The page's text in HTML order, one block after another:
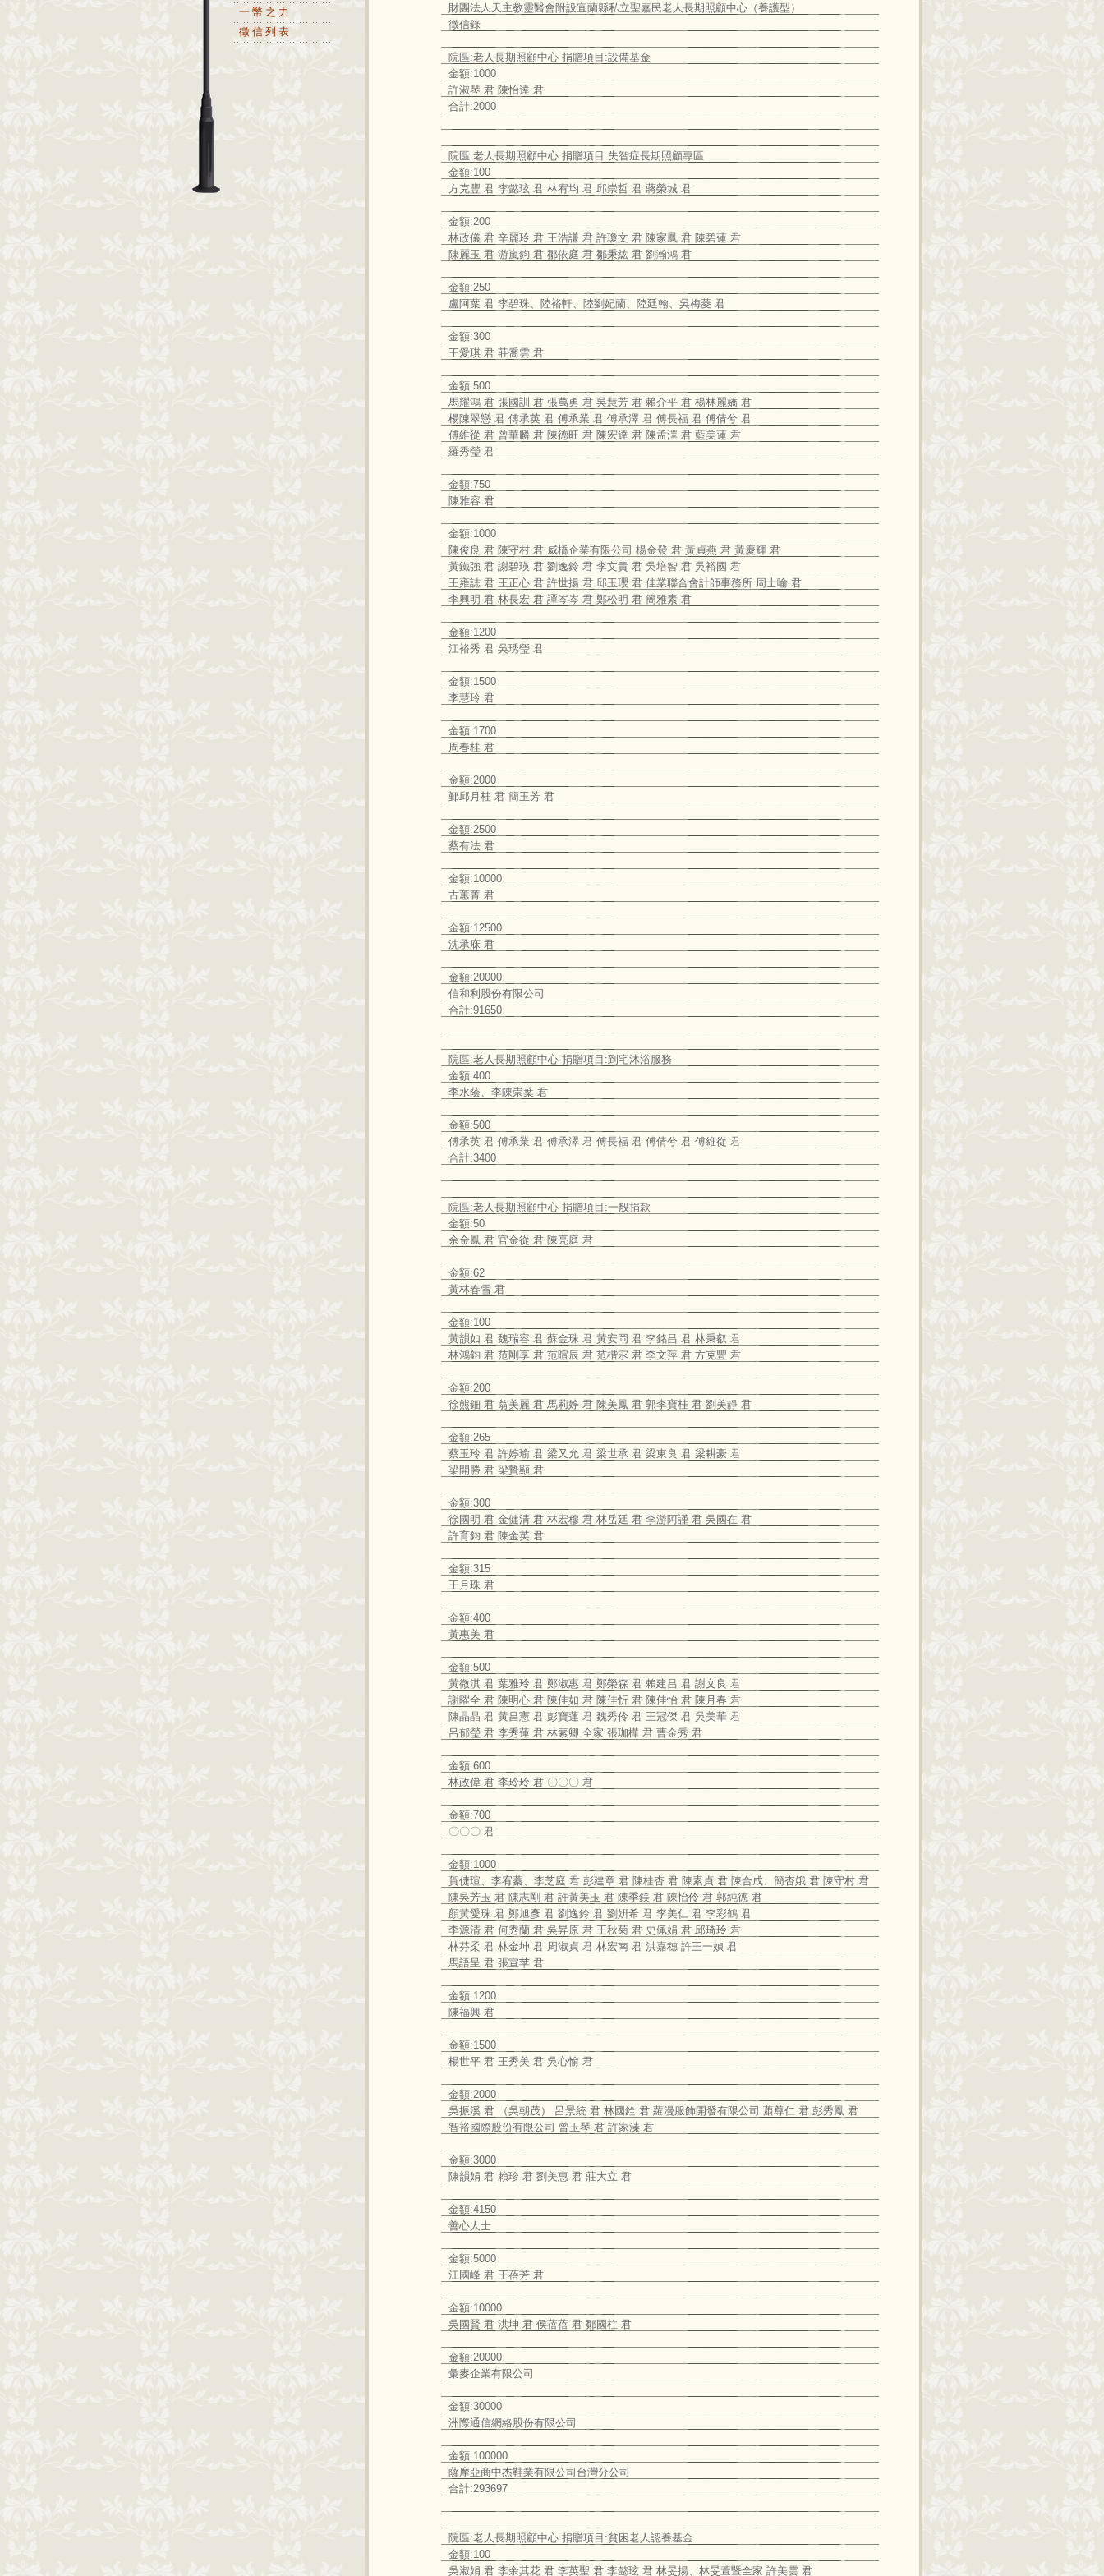
一幣之力
徵信列表
財團法人天主教靈醫會附設宜蘭縣私立聖嘉民老人長期照顧中心（養護型）
徵信錄
院區:老人長期照顧中心 捐贈項目:設備基金
金額:1000
許淑琴 君 陳怡達 君
合計:2000
院區:老人長期照顧中心 捐贈項目:失智症長期照顧專區
金額:100
方克豐 君 李懿玹 君 林宥均 君 邱崇哲 君 蔣榮城 君
金額:200
林政儀 君 辛麗玲 君 王浩謙 君 許瓊文 君 陳家鳳 君 陳碧蓮 君
陳麗玉 君 游嵐鈞 君 鄒依庭 君 鄒秉紘 君 劉瀚鴻 君
金額:250
盧阿葉 君 李碧珠、陸裕軒、陸劉妃蘭、陸廷翰、吳梅菱 君
金額:300
王愛琪 君 莊喬雲 君
金額:500
馬耀鴻 君 張國訓 君 張萬勇 君 吳慧芳 君 賴介平 君 楊林麗嬌 君
楊陳翠戀 君 傅承英 君 傅承業 君 傅承澤 君 傅長福 君 傅倩兮 君
傅維從 君 曾華麟 君 陳德旺 君 陳宏達 君 陳孟澤 君 藍美蓮 君
羅秀瑩 君
金額:750
陳雅容 君
金額:1000
陳俊良 君 陳守村 君 威橋企業有限公司 楊金發 君 黃貞燕 君 黃慶輝 君
黃鐵強 君 謝碧瑛 君 劉逸鈴 君 李文貴 君 吳培智 君 吳裕國 君
王雍誌 君 王正心 君 許世揚 君 邱玉瓔 君 佳業聯合會計師事務所 周士喻 君
李興明 君 林長宏 君 譚岑岑 君 鄭松明 君 簡雅素 君
金額:1200
江裕秀 君 吳琇瑩 君
金額:1500
李慧玲 君
金額:1700
周春桂 君
金額:2000
鄞邱月桂 君 簡玉芳 君
金額:2500
蔡有法 君
金額:10000
古蕙菁 君
金額:12500
沈承庥 君
金額:20000
信和利股份有限公司
合計:91650
院區:老人長期照顧中心 捐贈項目:到宅沐浴服務
金額:400
李水蔭、李陳崇葉 君
金額:500
傅承英 君 傅承業 君 傅承澤 君 傅長福 君 傅倩兮 君 傅維從 君
合計:3400
院區:老人長期照顧中心 捐贈項目:一般捐款
金額:50
余金鳳 君 官金從 君 陳亮庭 君
金額:62
黃林春雪 君
金額:100
黃韻如 君 魏瑞容 君 蘇金珠 君 黃安岡 君 李銘昌 君 林秉叡 君
林鴻鈞 君 范剛享 君 范暄辰 君 范楷㲾 君 李文萍 君 方克豐 君
金額:200
徐熊鈿 君 翁美麗 君 馬莉婷 君 陳美鳳 君 郭李寶桂 君 劉美靜 君
金額:265
蔡玉玲 君 許婷瑜 君 梁又允 君 梁世承 君 梁東良 君 梁耕豪 君
梁開勝 君 梁贄顯 君
金額:300
徐國明 君 金健清 君 林宏穆 君 林岳廷 君 李游阿謹 君 吳國在 君
許育鈞 君 陳金英 君
金額:315
王月珠 君
金額:400
黃惠美 君
金額:500
黃微淇 君 葉雅玲 君 鄭淑惠 君 鄭榮森 君 賴建昌 君 謝文良 君
謝曜全 君 陳明心 君 陳佳如 君 陳佳忻 君 陳佳怡 君 陳月春 君
陳晶晶 君 黃昌憲 君 彭寶蓮 君 魏秀伶 君 王冠傑 君 吳美華 君
呂郁瑩 君 李秀蓮 君 林素卿 全家 張珈樺 君 曹金秀 君
金額:600
林政偉 君 李玲玲 君 〇〇〇 君
金額:700
〇〇〇 君
金額:1000
賀倢瑄、李宥蓁、李芝庭 君 彭建章 君 陳桂杏 君 陳素貞 君 陳合成、簡杏娥 君 陳守村 君
陳吳芳玉 君 陳志剛 君 許黃美玉 君 陳季鎂 君 陳怡伶 君 郭純德 君
顏黃愛珠 君 鄭旭彥 君 劉逸鈴 君 劉姸希 君 李美仁 君 李彩鶴 君
李源清 君 何秀蘭 君 吳昇原 君 王秋菊 君 史佩娟 君 邱琦玲 君
林芬柔 君 林金坤 君 周淑貞 君 林宏南 君 洪嘉穗 許王一媜 君
馬語呈 君 張宣苹 君
金額:1200
陳福興 君
金額:1500
楊世平 君 王秀美 君 吳心愉 君
金額:2000
吳振溪 君 （吳朝茂） 呂景統 君 林國銓 君 蘿漫服飾開發有限公司 蕭尊仁 君 彭秀鳳 君
智裕國際股份有限公司 曾玉琴 君 許家溱 君
金額:3000
陳韻娟 君 賴珍 君 劉美惠 君 莊大立 君
金額:4150
善心人士
金額:5000
江國峰 君 王蓓芳 君
金額:10000
吳國賢 君 洪坤 君 侯蓓蓓 君 鄒國柱 君
金額:20000
彙麥企業有限公司
金額:30000
洲際通信網絡股份有限公司
金額:100000
薩摩亞商中杰鞋業有限公司台灣分公司
合計:293697
院區:老人長期照顧中心 捐贈項目:貧困老人認養基金
金額:100
吳淑娟 君 李余其花 君 李英聖 君 李懿玹 君 林旻揚、林旻萱暨全家 許美雲 君